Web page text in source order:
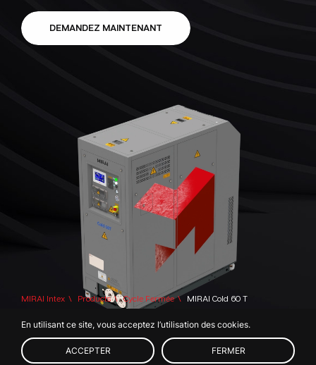
DEMANDEZ MAINTENANT
MIRAI Intex Products Cycle Fermée MIRAI Cold 60 T
© 2026 MIRAI INTEX s.r.o.
Membre de l’IIF
CONTACT
En utilisant ce site, vous acceptez l’utilisation des cookies.
ACCEPTER FERMER